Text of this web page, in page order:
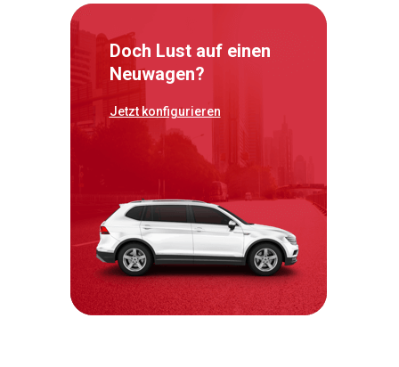
Doch Lust auf einen
Neuwagen?
Jetzt konfigurieren